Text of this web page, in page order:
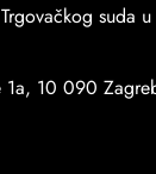
suda u
1a, 10 090